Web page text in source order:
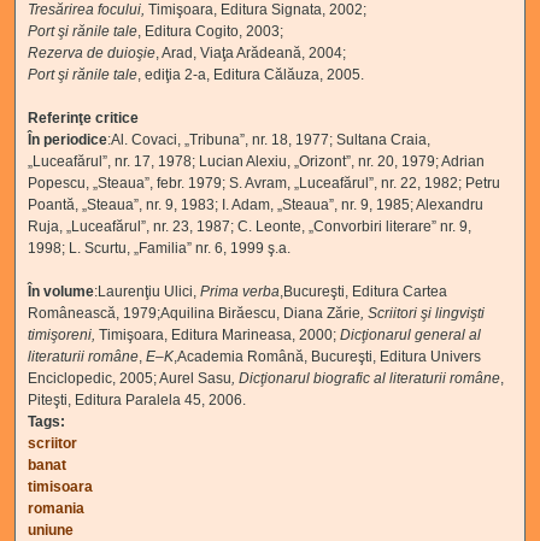
Tresărirea focului, Timişoara, Editura Signata, 2002;
Port şi rănile tale, Editura Cogito, 2003;
Rezerva de duioşie,Arad, Viaţa Arădeană, 2004;
Port şi rănile tale, ediţia 2-a, Editura Călăuza, 2005.
Referinţe critice
În periodice:Al. Covaci, „Tribuna”, nr. 18, 1977; Sultana Craia,
„Luceafărul”, nr. 17, 1978; Lucian Alexiu, „Orizont”, nr. 20, 1979; Adrian
Popescu, „Steaua”, febr. 1979; S. Avram, „Luceafărul”, nr. 22, 1982; Petru
Poantă, „Steaua”, nr. 9, 1983; I. Adam, „Steaua”, nr. 9, 1985; Alexandru
Ruja, „Luceafărul”, nr. 23, 1987; C. Leonte, „Convorbiri literare” nr. 9,
1998; L. Scurtu, „Familia” nr. 6, 1999 ş.a.
În volume:Laurenţiu Ulici, Prima verba,Bucureşti, Editura Cartea
Românească, 1979;Aquilina Birăescu, Diana Zărie, Scriitori şi lingvişti
timişoreni,Timişoara, Editura Marineasa, 2000; Dicţionarulgeneral al
literaturii române, E–K,Academia Română, Bucureşti, Editura Univers
Enciclopedic, 2005; Aurel Sasu, Dicţionarul biografic al literaturii române,
Piteşti, Editura Paralela 45, 2006.
Tags:
scriitor
banat
timisoara
romania
uniune